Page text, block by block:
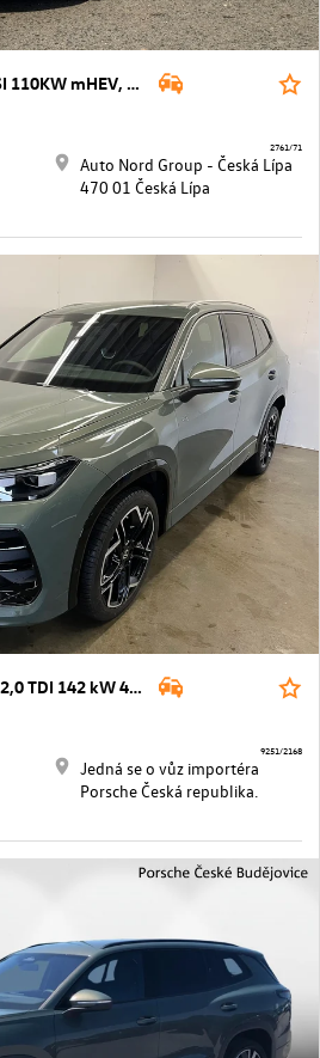
VW Tayron People 1,5 eTSI 110KW mHEV, DSG
Auto Nord Group - Česká Lípa
470 01 Česká Lípa
2761/71
VW Tayron R-Line People 2,0 TDI 142 kW 4MOT
Jedná se o vůz importéra
Porsche Česká republika.
9251/2168